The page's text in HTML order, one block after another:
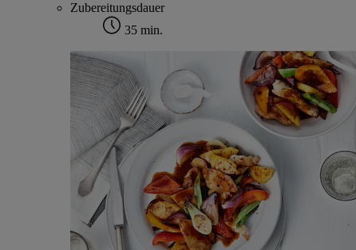
Zubereitungsdauer
35 min.